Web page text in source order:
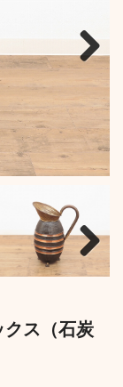
Next
Next
クス（石炭